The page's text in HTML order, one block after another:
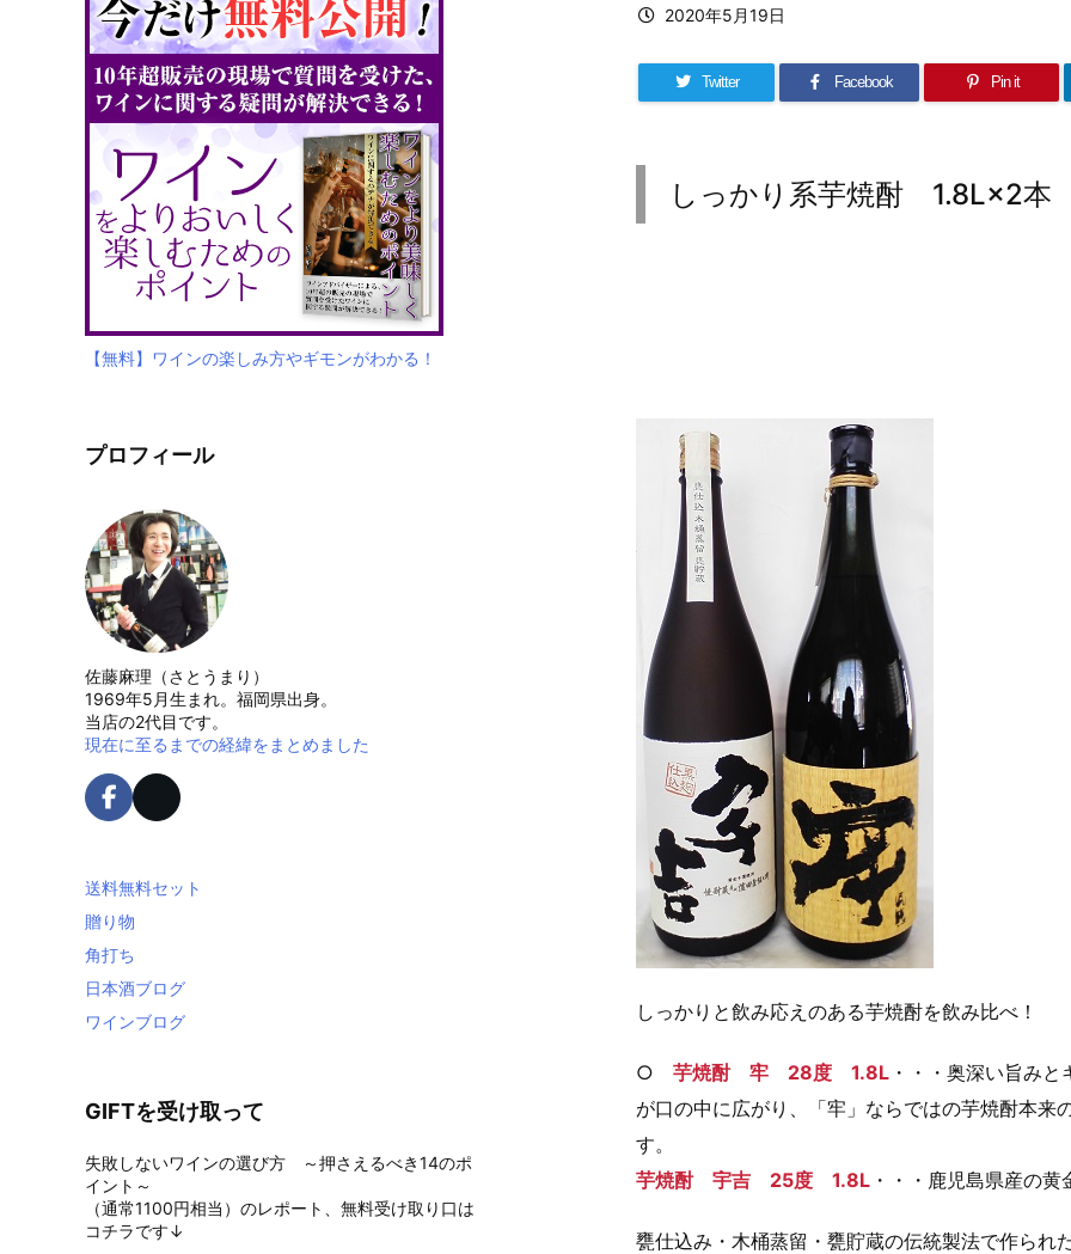
2020年5月19日
Twitter Facebook Pin it
しっかり系芋焼酎 1.8L×2本
しっかりと飲み応えのある芋焼酎を飲み比べ！
○ 芋焼酎 牢 28度 1.8L ・・・奥深い旨み
が口の中に広がり、「牢」ならではの芋焼酎本来
す
芋焼酎 宇吉 25度 1.8L ・・・鹿児島県産の黄
甕仕込み・木桶蒸留・甕貯蔵の伝統製法で作られ
【無料】ワインの楽しみ方やギモンがわかる！
プロフィール
佐藤麻理（さとうまり）
1969年5月生まれ。福岡県出身。
当店の2代目です。
現在に至るまでの経緯をまとめました
送料無料セット
贈り物
角打ち
日本酒ブログ
ワインブログ
GIFTを受け取って
失敗しないワインの選び方 ～押さえるべき14のポ
イント～
（通常1100円相当）のレポート、無料受け取り口は
コチラです↓